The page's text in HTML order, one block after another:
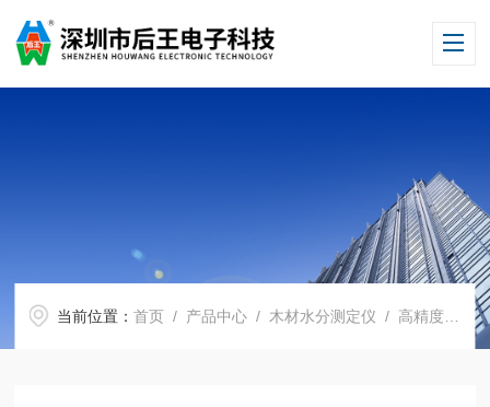
当前位置：首页 / 产品中心 / 木材水分测定仪 / 高精度木材水分仪